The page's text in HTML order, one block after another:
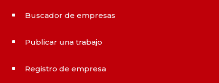
^ Buscador de empresas
^ Publicar una trabajo
^ Registro de empresa